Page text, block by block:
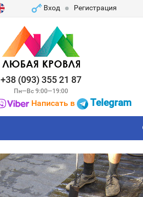
Вход Регистрация
+38 (093) 355 21 87
Пн—Вс 9:00—19:00
Написать в Telegram